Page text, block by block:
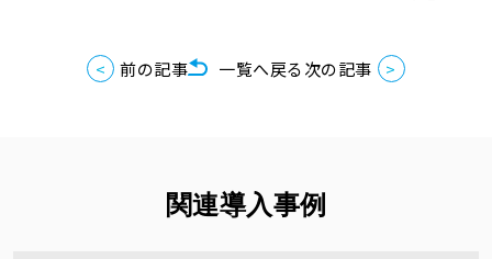
前の記事 一覧へ戻る次の記事
関連導入事例